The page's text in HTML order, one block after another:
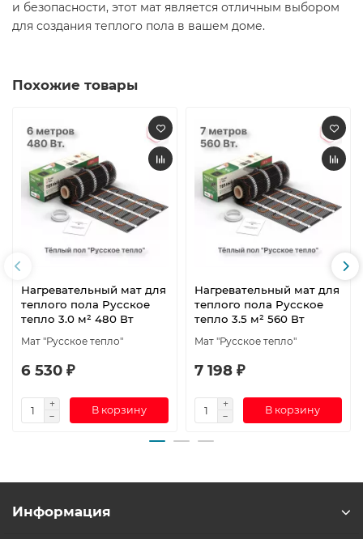
и безопасности, этот мат является отличным выбором
для создания теплого пола в вашем доме.​
Похожие товары
Нагревательный мат для
теплого пола Русское
тепло 3.0 м² 480 Вт
Мат "Русское тепло"
6 530 ₽
В корзину
Нагревательный мат для
теплого пола Русское
тепло 3.5 м² 560 Вт
Мат "Русское тепло"
7 198 ₽
В корзину
Информация